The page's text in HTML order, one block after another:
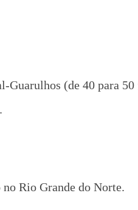
Guarulhos (de 40 para
Rio Grande do Norte.